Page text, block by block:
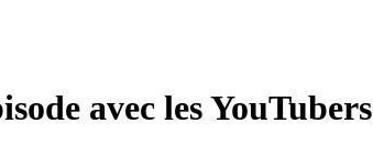
avec les YouTubers